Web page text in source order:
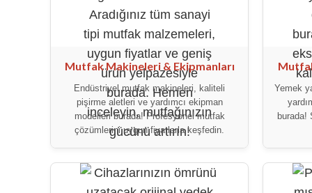
Mutfak Makineleri & Ekipmanları
Endüstriyel mutfak makineleri, kaliteli
pişirme aletleri ve yardımcı ekipman
modelleri burada! Profesyonel mutfak
çözümlerini uygun fiyatlarla keşfedin.
Yemek
burada!